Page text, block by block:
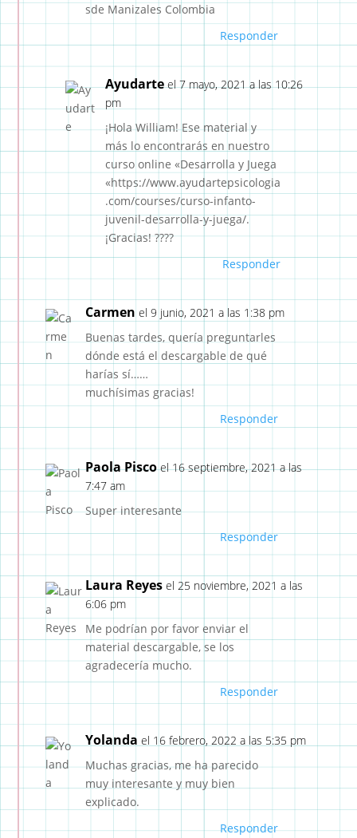
sde Manizales Colombia
Responder
Ayudarte el 7 mayo, 2021 a las 10:26
pm
¡Hola William! Ese material y
más lo encontrarás en nuestro
curso online «Desarrolla y Juega
«https://www.ayudartepsicologia
.com/courses/curso-infanto-
juvenil-desarrolla-y-juega/.
¡Gracias! ????
Responder
Carmen el 9 junio, 2021 a las 1:38 pm
Buenas tardes, quería preguntarles
dónde está el descargable de qué
harías sí……
muchísimas gracias!
Responder
Paola Pisco el 16 septiembre, 2021 a las
7:47 am
Super interesante
Responder
Laura Reyes el 25 noviembre, 2021 a las
6:06 pm
Me podrían por favor enviar el
material descargable, se los
agradecería mucho.
Responder
Yolanda el 16 febrero, 2022 a las 5:35 pm
Muchas gracias, me ha parecido
muy interesante y muy bien
explicado.
Responder